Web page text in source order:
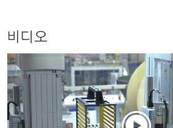
비디오